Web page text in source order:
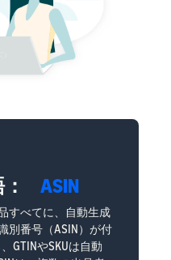
ASIN
すべてに、自動生成
別番号（ASIN）が付
GTINやSKUは自動